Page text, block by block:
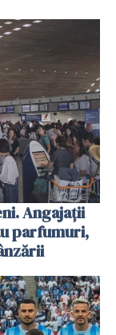
Angajații
parfumuri,